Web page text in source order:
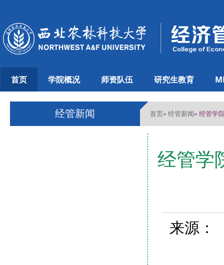
首页 学院概况 师资队伍 研究生教育
经管新闻 首页» 经管新闻» 经管学
经管学
来源：